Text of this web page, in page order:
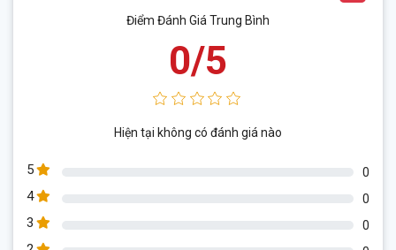
Điểm Đánh Giá Trung Bình
0/5
Hiện tại không có đánh giá nào
5 0
4 0
3 0